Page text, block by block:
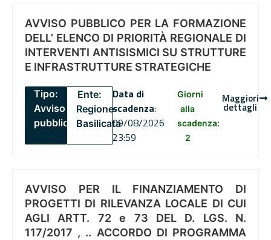
AVVISO PUBBLICO PER LA FORMAZIONE
DELL’ ELENCO DI PRIORITÀ REGIONALE DI
INTERVENTI ANTISISMICI SU STRUTTURE
E INFRASTRUTTURE STRATEGICHE
Tipo:
Avviso
pubblico
Ente:
Regione
Basilicata
Data di
scadenza:
09/08/2026
23:59
Giorni
alla
scadenza:
2
Maggiori
dettagli
AVVISO PER IL FINANZIAMENTO DI
PROGETTI DI RILEVANZA LOCALE DI CUI
AGLI ARTT. 72 e 73 DEL D. LGS. N.
117/2017 , .. ACCORDO DI PROGRAMMA